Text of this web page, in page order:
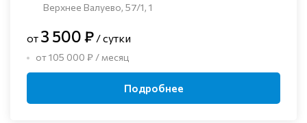
Верхнее Валуево, 57/1, 1
от 3 500 ₽ / сутки
от 105 000 ₽ / месяц
Подробнее